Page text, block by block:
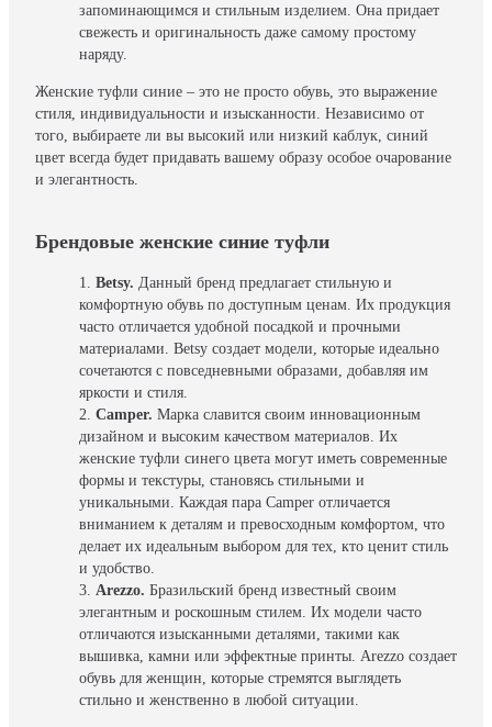
запоминающимся и стильным изделием. Она придает
свежесть и оригинальность даже самому простому
наряду.
Женские туфли синие – это не просто обувь, это выражение
стиля, индивидуальности и изысканности. Независимо от
того, выбираете ли вы высокий или низкий каблук, синий
цвет всегда будет придавать вашему образу особое очарование
и элегантность.
Брендовые женские синие туфли
Betsy. Данный бренд предлагает стильную и
комфортную обувь по доступным ценам. Их продукция
часто отличается удобной посадкой и прочными
материалами. Betsy создает модели, которые идеально
сочетаются с повседневными образами, добавляя им
яркости и стиля.
Camper. Марка славится своим инновационным
дизайном и высоким качеством материалов. Их
женские туфли синего цвета могут иметь современные
формы и текстуры, становясь стильными и
уникальными. Каждая пара Camper отличается
вниманием к деталям и превосходным комфортом, что
делает их идеальным выбором для тех, кто ценит стиль
и удобство.
Arezzo. Бразильский бренд известный своим
элегантным и роскошным стилем. Их модели часто
отличаются изысканными деталями, такими как
вышивка, камни или эффектные принты. Arezzo создает
обувь для женщин, которые стремятся выглядеть
стильно и женственно в любой ситуации.